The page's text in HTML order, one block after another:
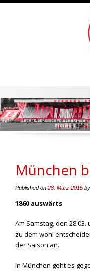
t
e
n
München
Published on 28. März 2015 by
1860 auswärts
Am Samstag, den
zu dem wohl
der Saison an.
In München geht es